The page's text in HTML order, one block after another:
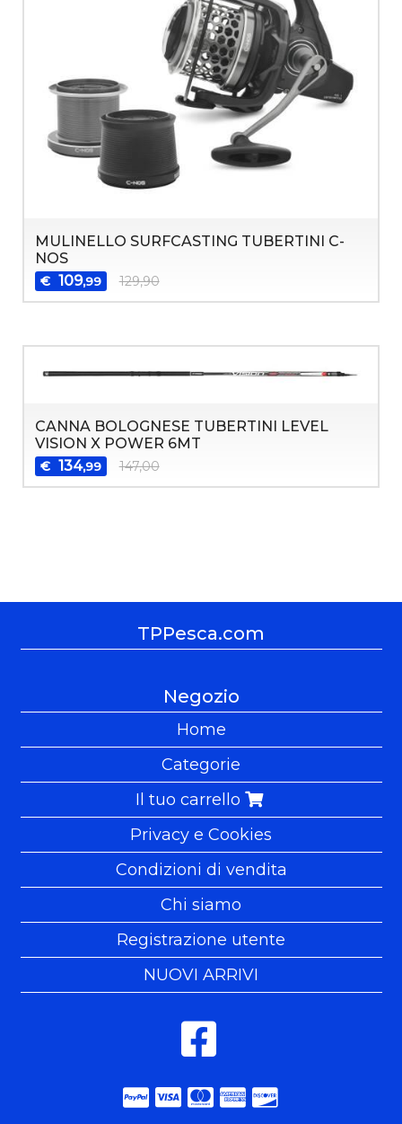
MULINELLO SURFCASTING TUBERTINI C-
NOS
€ 109,99 129,90
CANNA BOLOGNESE TUBERTINI LEVEL
VISION X POWER 6MT
€ 134,99 147,00
TPPesca.com
Negozio
Home
Categorie
Il tuo carrello
Privacy e Cookies
Condizioni di vendita
Chi siamo
Registrazione utente
NUOVI ARRIVI